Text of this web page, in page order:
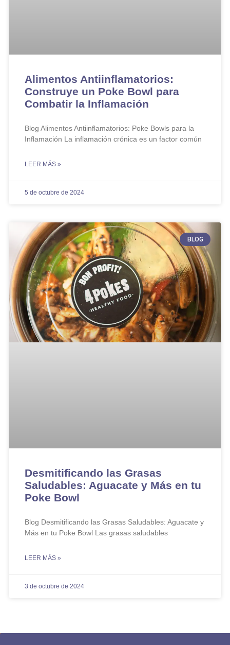
Alimentos Antiinflamatorios:
Construye un Poke Bowl para
Combatir la Inflamación
Blog Alimentos Antiinflamatorios: Poke Bowls para la
Inflamación La inflamación crónica es un factor común
LEER MÁS »
5 de octubre de 2024
BLOG
Desmitificando las Grasas
Saludables: Aguacate y Más en tu
Poke Bowl
Blog Desmitificando las Grasas Saludables: Aguacate y
Más en tu Poke Bowl Las grasas saludables
LEER MÁS »
3 de octubre de 2024